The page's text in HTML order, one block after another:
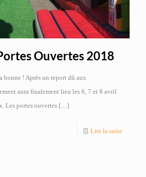
Ouvertes 2018
bonne ! Après un report dû aux
aura finalement lieu les 6, 7 et 8 avril
Les portes ouvertes […]
Lire la suite